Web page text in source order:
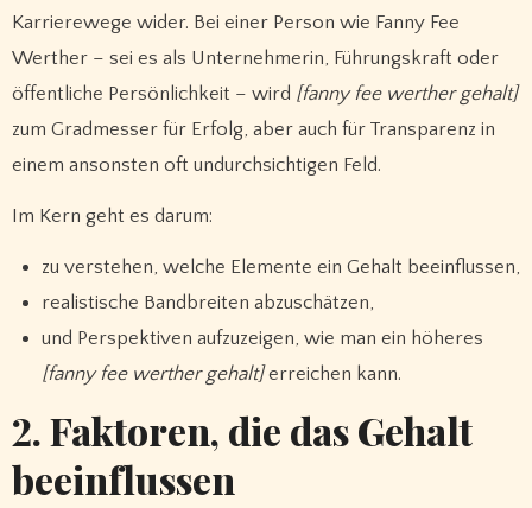
Karrierewege wider. Bei einer Person wie Fanny Fee
Werther – sei es als Unternehmerin, Führungskraft oder
öffentliche Persönlichkeit – wird [fanny fee werther gehalt]
zum Gradmesser für Erfolg, aber auch für Transparenz in
einem ansonsten oft undurchsichtigen Feld.
Im Kern geht es darum:
zu verstehen, welche Elemente ein Gehalt beeinflussen,
realistische Bandbreiten abzuschätzen,
und Perspektiven aufzuzeigen, wie man ein höheres
[fanny fee werther gehalt]erreichen kann.
2. Faktoren, die das Gehalt
beeinflussen